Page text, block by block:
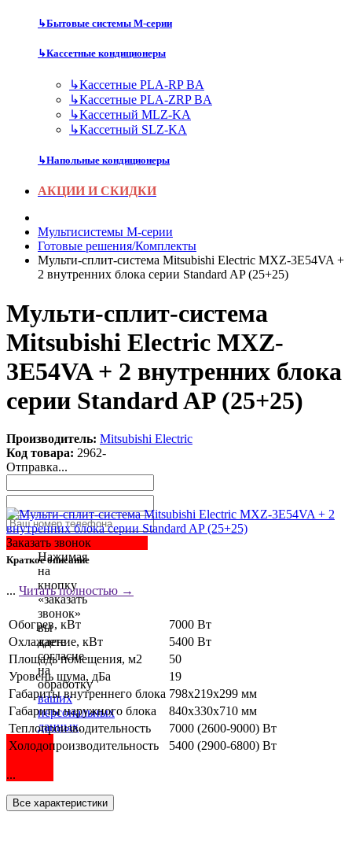
↳Бытовые системы M-серии
↳Кассетные кондиционеры
↳Кассетные PLA-RP BA
↳Кассетные PLA-ZRP BA
↳Кассетный MLZ-KA
↳Кассетный SLZ-KA
↳Напольные кондиционеры
АКЦИИ И СКИДКИ
Мультисистемы M-серии
Готовые решения/Комплекты
Мульти-сплит-система Mitsubishi Electric MXZ-3E54VA +
2 внутренних блока серии Standard AP (25+25)
Мульти-сплит-система
Mitsubishi Electric MXZ-
3E54VA + 2 внутренних блока
серии Standard AP (25+25)
Производитель: Mitsubishi Electric
Код товара: 2962-
Отправка...
Заказать звонок
Нажимая
на
кнопку
«заказать
звонок»
вы
даете
согласие
на
обработку
ваших
персональных
данных.
Краткое описание
... Читать полностью →
Обогрев, кВт
7000 Вт
Охлаждение, кВт
5400 Вт
Площадь помещения, м2
50
Уровень шума, дБа
19
Габариты внутреннего блока 798x219x299 мм
Габариты наружного блока
840x330x710 мм
Теплопроизводительность
7000 (2600-9000) Вт
Холодопроизводительность
5400 (2900-6800) Вт
...
Все характеристики